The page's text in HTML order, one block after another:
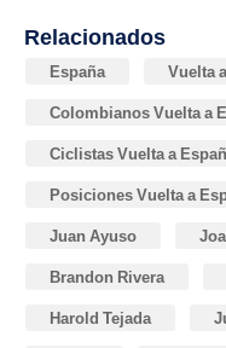
Relacionados
España Vuelta
Colombianos Vuelta a
Ciclistas Vuelta a
Posiciones Vuelta a
Juan Ayuso
Brandon Rivera
Harold Tejada